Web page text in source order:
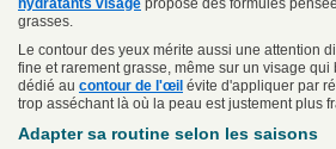
grasses.
Le contour des yeux mérite aussi une attention
fine et rarement grasse, même sur un visage
dédié au contour de l'œil évite d'appliquer par
trop asséchant là où la peau est justement plus
Adapter sa routine selon les saisons